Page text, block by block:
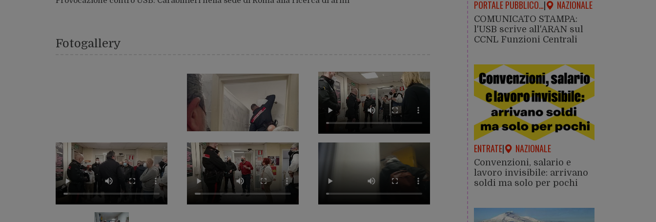
Fotogallery
PORTALE PUBBLICO…| NAZIONALE
COMUNICATO STAMPA:
l'USB scrive all'ARAN sul
CCNL Funzioni Centrali
ENTRATE| NAZIONALE
Convenzioni, salario e
lavoro invisibile: arrivano
soldi ma solo per pochi